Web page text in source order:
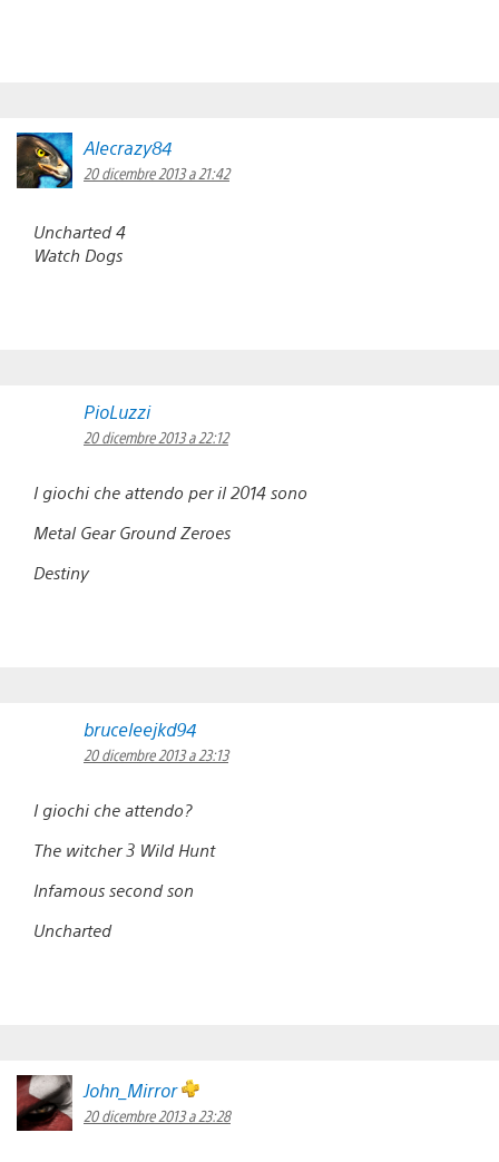
Alecrazy84
20 dicembre 2013 a 21:42
Uncharted 4
Watch Dogs
PioLuzzi
20 dicembre 2013 a 22:12
I giochi che attendo per il 2014 sono
Metal Gear Ground Zeroes
Destiny
bruceleejkd94
20 dicembre 2013 a 23:13
I giochi che attendo?
The witcher 3 Wild Hunt
Infamous second son
Uncharted
John_Mirror
20 dicembre 2013 a 23:28